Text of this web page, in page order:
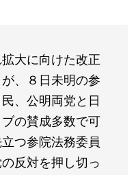
大に向けた改正
、８日未明の参
、公明両党と日
の賛成多数で可
つ参院法務委員
反対を押し切っ